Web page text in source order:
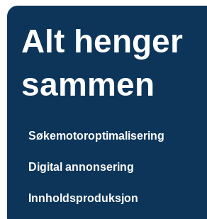
Alt henger
sammen
Søkemotoroptimalisering
Digital annonsering
Innholdsproduksjon